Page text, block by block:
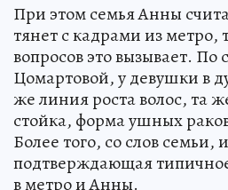
При этом семья Анны
тянет с кадрами из метро,
вопросов это вызывает.
Цомартовой, у девушки в
же линия роста волос, та
стойка, форма ушных
Более того, со слов семьи,
подтверждающая
в метро и Анны.